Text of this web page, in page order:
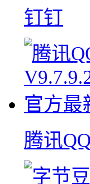
钉钉
腾讯QQ